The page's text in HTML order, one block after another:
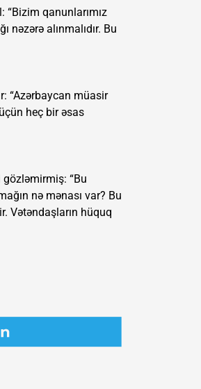
qanunlarımız
nəzərə alınmalıdır. Bu
“Azərbaycan müasir
heç bir əsas
“Bu
nə mənası var? Bu
Vətəndaşların hüquq